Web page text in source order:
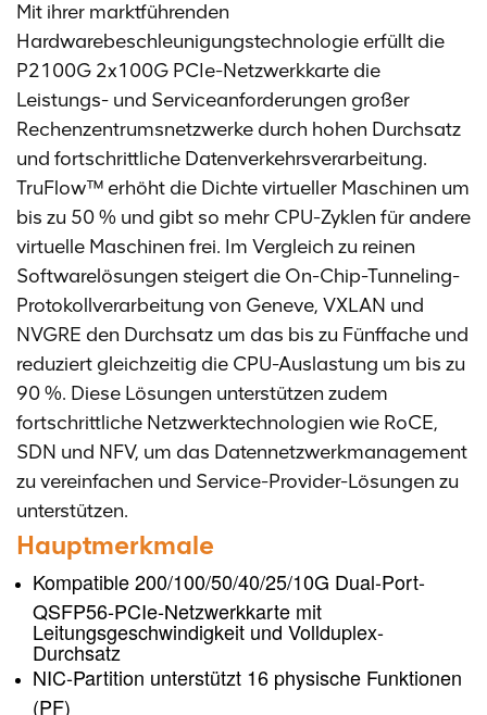
Mit ihrer marktführenden
Hardwarebeschleunigungstechnologie erfüllt die
P2100G 2x100G PCIe-Netzwerkkarte die
Leistungs- und Serviceanforderungen großer
Rechenzentrumsnetzwerke durch hohen Durchsatz
und fortschrittliche Datenverkehrsverarbeitung.
TruFlow™ erhöht die Dichte virtueller Maschinen um
bis zu 50 % und gibt so mehr CPU-Zyklen für andere
virtuelle Maschinen frei. Im Vergleich zu reinen
Softwarelösungen steigert die On-Chip-Tunneling-
Protokollverarbeitung von Geneve, VXLAN und
NVGRE den Durchsatz um das bis zu Fünffache und
reduziert gleichzeitig die CPU-Auslastung um bis zu
90 %. Diese Lösungen unterstützen zudem
fortschrittliche Netzwerktechnologien wie RoCE,
SDN und NFV, um das Datennetzwerkmanagement
zu vereinfachen und Service-Provider-Lösungen zu
unterstützen.
Hauptmerkmale
Kompatible 200/100/50/40/25/10G Dual-Port-
QSFP56-PCIe-Netzwerkkarte mit
Leitungsgeschwindigkeit und Vollduplex-
Durchsatz
NIC-Partition unterstützt 16 physische Funktionen
(PF)